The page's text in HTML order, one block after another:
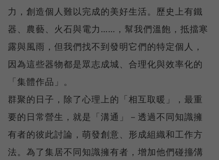
力，創造個人難以完成的美好生活。歷史上有鐵
器、農藝、火石與電力……，幫我們溫飽，抵擋寒
露與風雨，但我們找不到發明它們的特定個人，
因為這些器物都是眾志成城、合理化與效率化的
「集體作品」。
群聚的日子，除了心理上的「相互取暖」，最重
要的日常營生，就是「溝通」－透過不同知識擁
有者的彼此討論，萌發創意、形成組織和工作方
法。為了集居不同知識擁有者，增加他們碰撞∕溝